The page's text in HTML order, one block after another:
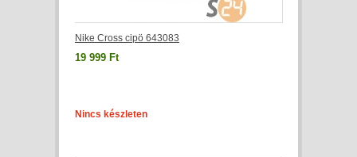
Nike Cross cipö 643083
19 999 Ft
Nincs készleten